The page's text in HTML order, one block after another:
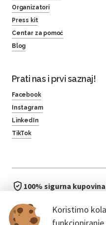
Koristimo
Organizatori
Press kit
Centar za pomoć
Blog
Prati nas i prvi saznaj!
Facebook
Instagram
LinkedIn
TikTok
100% sigurna kupovina
bez čekanja u redu